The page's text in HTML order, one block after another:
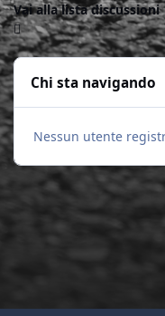
Vai alla lista discussioni
Chi sta navigando
Nessun utente